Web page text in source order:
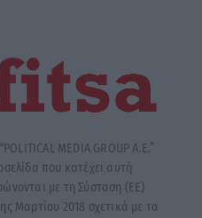
MEDIA GROUP A.E.”
που κατέχει αυτή
με τη Σύσταση (ΕΕ)
Μαρτίου 2018 σχετικά με τα